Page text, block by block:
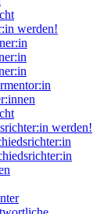
werden!
werden!